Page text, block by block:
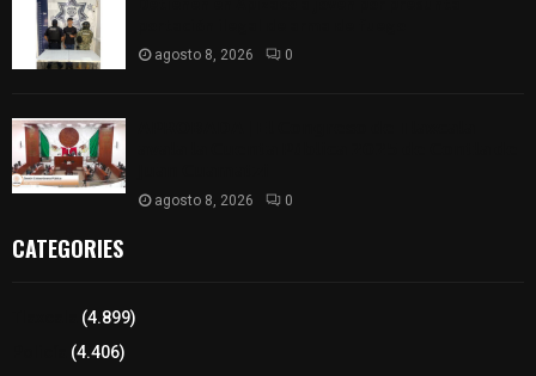
agosto 8, 2026 0
agosto 8, 2026 0
CATEGORIES
(4.899)
(4.406)